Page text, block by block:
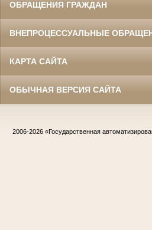
ОБРАЩЕНИЯ ГРАЖДАН
ВНЕПРОЦЕССУАЛЬНЫЕ
КАРТА САЙТА
ОБЫЧНАЯ ВЕРСИЯ САЙТА
2006-2026 «Государственная